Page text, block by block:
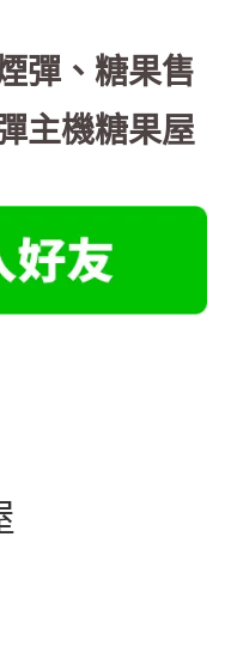
彈、糖果售
主機糖果屋